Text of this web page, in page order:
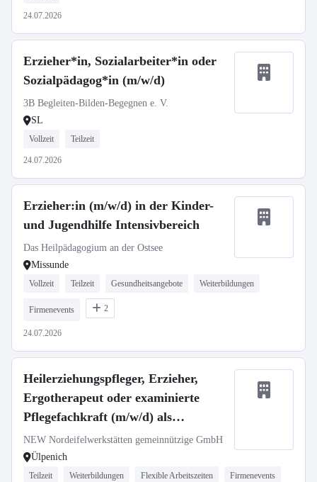
24.07.2026
Erzieher*in, Sozialarbeiter*in oder
Sozialpädagog*in (m/w/d)
3B Begleiten-Bilden-Begegnen e. V.
SL
Vollzeit Teilzeit
24.07.2026
Erzieher:in (m/w/d) in der Kinder-
und Jugendhilfe Intensivbereich
Das Heilpädagogium an der Ostsee
Missunde
Vollzeit Teilzeit Gesundheitsangebote Weiterbildungen
Firmenevents 2
24.07.2026
Heilerziehungspfleger, Erzieher,
Ergotherapeut oder examinierte
Pflegefachkraft (m/w/d) als
Krankheitsvertretung
NEW Nordeifelwerkstätten gemeinnützige GmbH
Ülpenich
Teilzeit Weiterbildungen Flexible Arbeitszeiten Firmenevents